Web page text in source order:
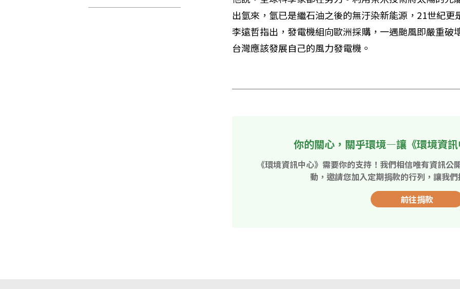
出氫來，氫已是繼石油之後的無汙染新能源，21世紀
李遠哲指出，發電機組向歐洲採購，一遇颱風即嚴重破
台灣應該發展自己的風力發電機。
你的關心，關乎環境—讓《環境資
《環境資訊中心》需要你的支持！我們相信唯有資訊
動，邀請您加入定期捐款的行列，讓我
前往捐款